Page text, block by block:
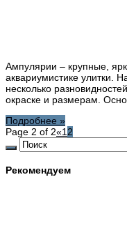
Ампулярии – крупные,
аквариумистике улитки.
несколько
окраске и размерам.
Подробнее »
Page 2 of 2«1 2
Рекомендуем